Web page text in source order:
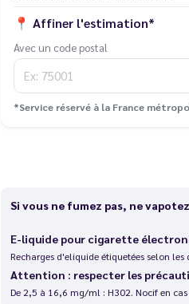
📍 Affiner l'estimation*
Avec un code postal
*Service réservé à la France
Si vous ne fumez pas, ne
E-liquide pour cigarette
Recharges d'eliquide étiquetées selon
Attention : respecter les
De 2,5 à 16,6 mg/ml : H302. Nocif en